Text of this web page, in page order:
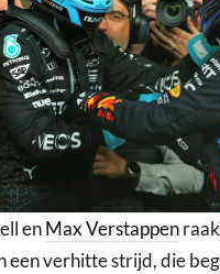
enMax Verstappen
een verhitte strijd, die